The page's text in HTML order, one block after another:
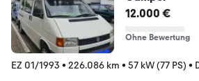
12.000 €
Ohne Bewertung
EZ 01/1993 • 226.086 km • 57 kW (77 PS) •